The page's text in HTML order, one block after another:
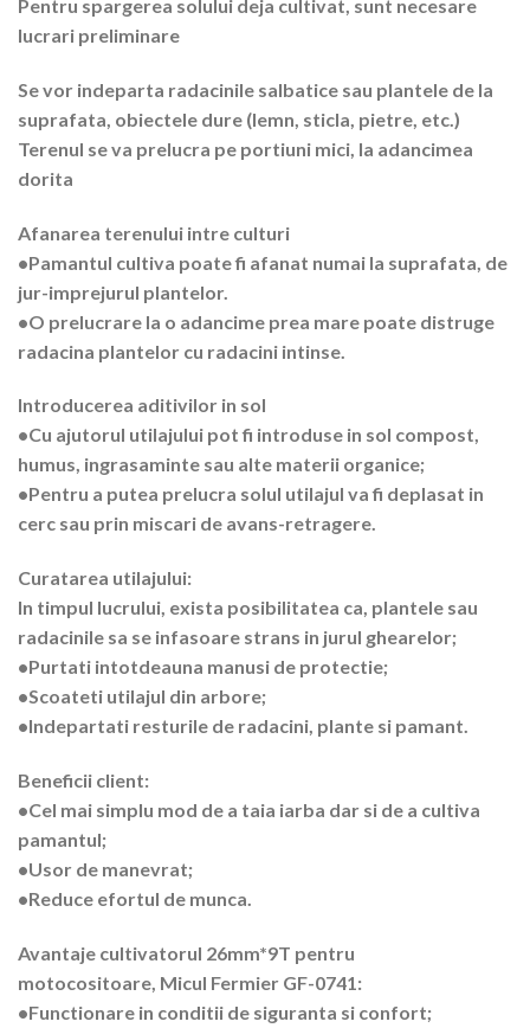
Pentru spargerea solului deja cultivat, sunt necesare
lucrari preliminare
Se vor indeparta radacinile salbatice sau plantele de la
suprafata, obiectele dure (lemn, sticla, pietre, etc.)
Terenul se va prelucra pe portiuni mici, la adancimea
dorita
Afanarea terenului intre culturi
•Pamantul cultiva poate fi afanat numai la suprafata, de
jur-imprejurul plantelor.
•O prelucrare la o adancime prea mare poate distruge
radacina plantelor cu radacini intinse.
Introducerea aditivilor in sol
•Cu ajutorul utilajului pot fi introduse in sol compost,
humus, ingrasaminte sau alte materii organice;
•Pentru a putea prelucra solul utilajul va fi deplasat in
cerc sau prin miscari de avans-retragere.
Curatarea utilajului:
In timpul lucrului, exista posibilitatea ca, plantele sau
radacinile sa se infasoare strans in jurul ghearelor;
•Purtati intotdeauna manusi de protectie;
•Scoateti utilajul din arbore;
•Indepartati resturile de radacini, plante si pamant.
Beneficii client:
•Cel mai simplu mod de a taia iarba dar si de a cultiva
pamantul;
•Usor de manevrat;
•Reduce efortul de munca.
Avantaje cultivatorul 26mm*9T pentru
motocositoare, Micul Fermier GF-0741:
•Functionare in conditii de siguranta si confort;